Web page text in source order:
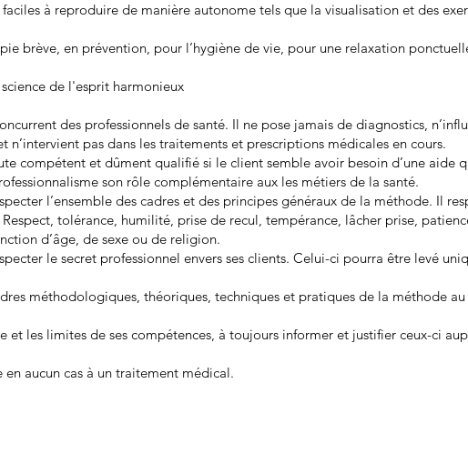
à reproduire de manière autonome tels que la visualisation et des
brève, en prévention, pour l’hygiène de vie, pour une relaxation
de l'esprit harmonieux
des professionnels de santé. Il ne pose jamais de diagnostics,
n’intervient pas dans les traitements et prescriptions médicales en cours.
compétent et dûment qualifié si le client semble avoir besoin d’une aide
son rôle complémentaire aux les métiers de la santé.
l’ensemble des cadres et des principes généraux de la méthode. Il
tolérance, humilité, prise de recul, tempérance, lâcher prise,
d’âge, de sexe ou de religion.
le secret professionnel envers ses clients. Celui-ci pourra être levé
méthodologiques, théoriques, techniques et pratiques de la méthode
et les limites de ses compétences, à toujours informer et justifier ceux-ci
aucun cas à un traitement médical.